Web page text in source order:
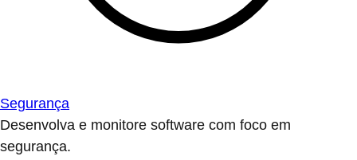
Segurança
Desenvolva e monitore software com foco em
segurança.